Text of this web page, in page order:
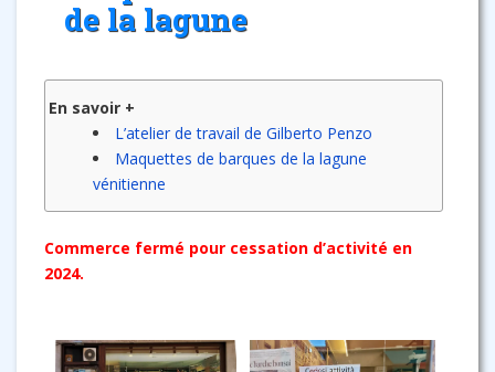
de la lagune
En savoir +
L’atelier de travail de Gilberto Penzo
Maquettes de barques de la lagune
vénitienne
Commerce fermé pour cessation d’activité en
2024.